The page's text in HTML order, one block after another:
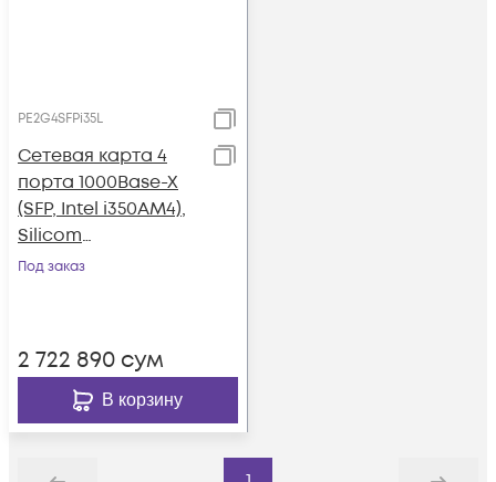
PE2G4SFPi35L
Сетевая карта 4
порта 1000Base-X
(SFP, Intel i350AM4),
Silicom
PE2G4SFPi35L
Под заказ
2 722 890 сум
В корзину